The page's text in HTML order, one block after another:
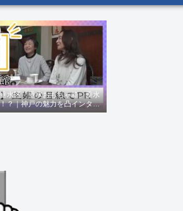
水区「垂水おもちゃ箱」垂水
？｜神戸の魅力を凸インタビ
078ニュース)】